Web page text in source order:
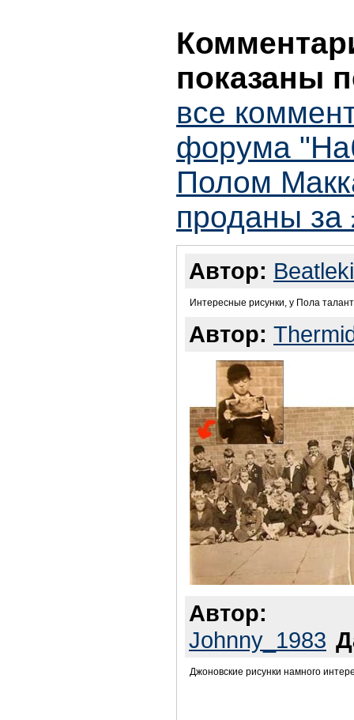
показаны
все
форума
Полом
проданы за
Автор:
Интересные рисунки, у Пола
Автор:
Автор:
Johnny_1983
Джоновские рисунки намного